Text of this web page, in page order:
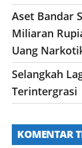
Aset Bandar
Miliaran
Uang
Selangkah
Terintergrasi
KOMENTAR